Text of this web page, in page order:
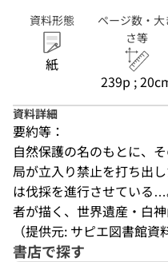
資料形態
紙
ページ数・大
さ等
239p ;
資料詳細
要約等：
自然保護の名のもとに、
局が立入り禁止を打ち出
は伐採を進行させている
者が描く、世界遺産・白神
（提供元: サピエ図書館資
書店で探す